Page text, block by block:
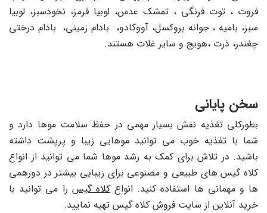
فروت ، توت فرنگی ، تمشک عدس، لوبیا قرمز، نخودسبز، لوبیا
سبز، بامیه ، جوانه بروکسل، آووکادو، بادام زمینی، بادام درختی
چغندر، ذرت ،هویج و سایر غلات هستند.
سخن پایانی
بطورکلی تغذیه نفش بسیار مهمی در حفظ سلامت موها دارد و
شما با تغذیه خوب می توانید موهایی زیبا و پرپشت داشته
باشید. در تلاش برای کمک به رشد موها شما می توانید از انواع
کلاه گیس های طبیعی و مصنوعی برای زیبایی بیشتر در دورهمی
ها و مهمانی ها استفاده کنید. انواعکلاه گیس را می توانید با
خرید آنلاین از سایت فروش کلاه گیس تهیه نمایید.